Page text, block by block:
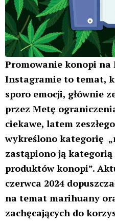
Promowanie konopi na
Instagramie to temat,
sporo emocji, głównie
przez Metę
ciekawe, latem
wykreślono kategorię
zastąpiono ją kategorią
produktów konopi”.
czerwca 2024
na temat marihuany
zachęcających do